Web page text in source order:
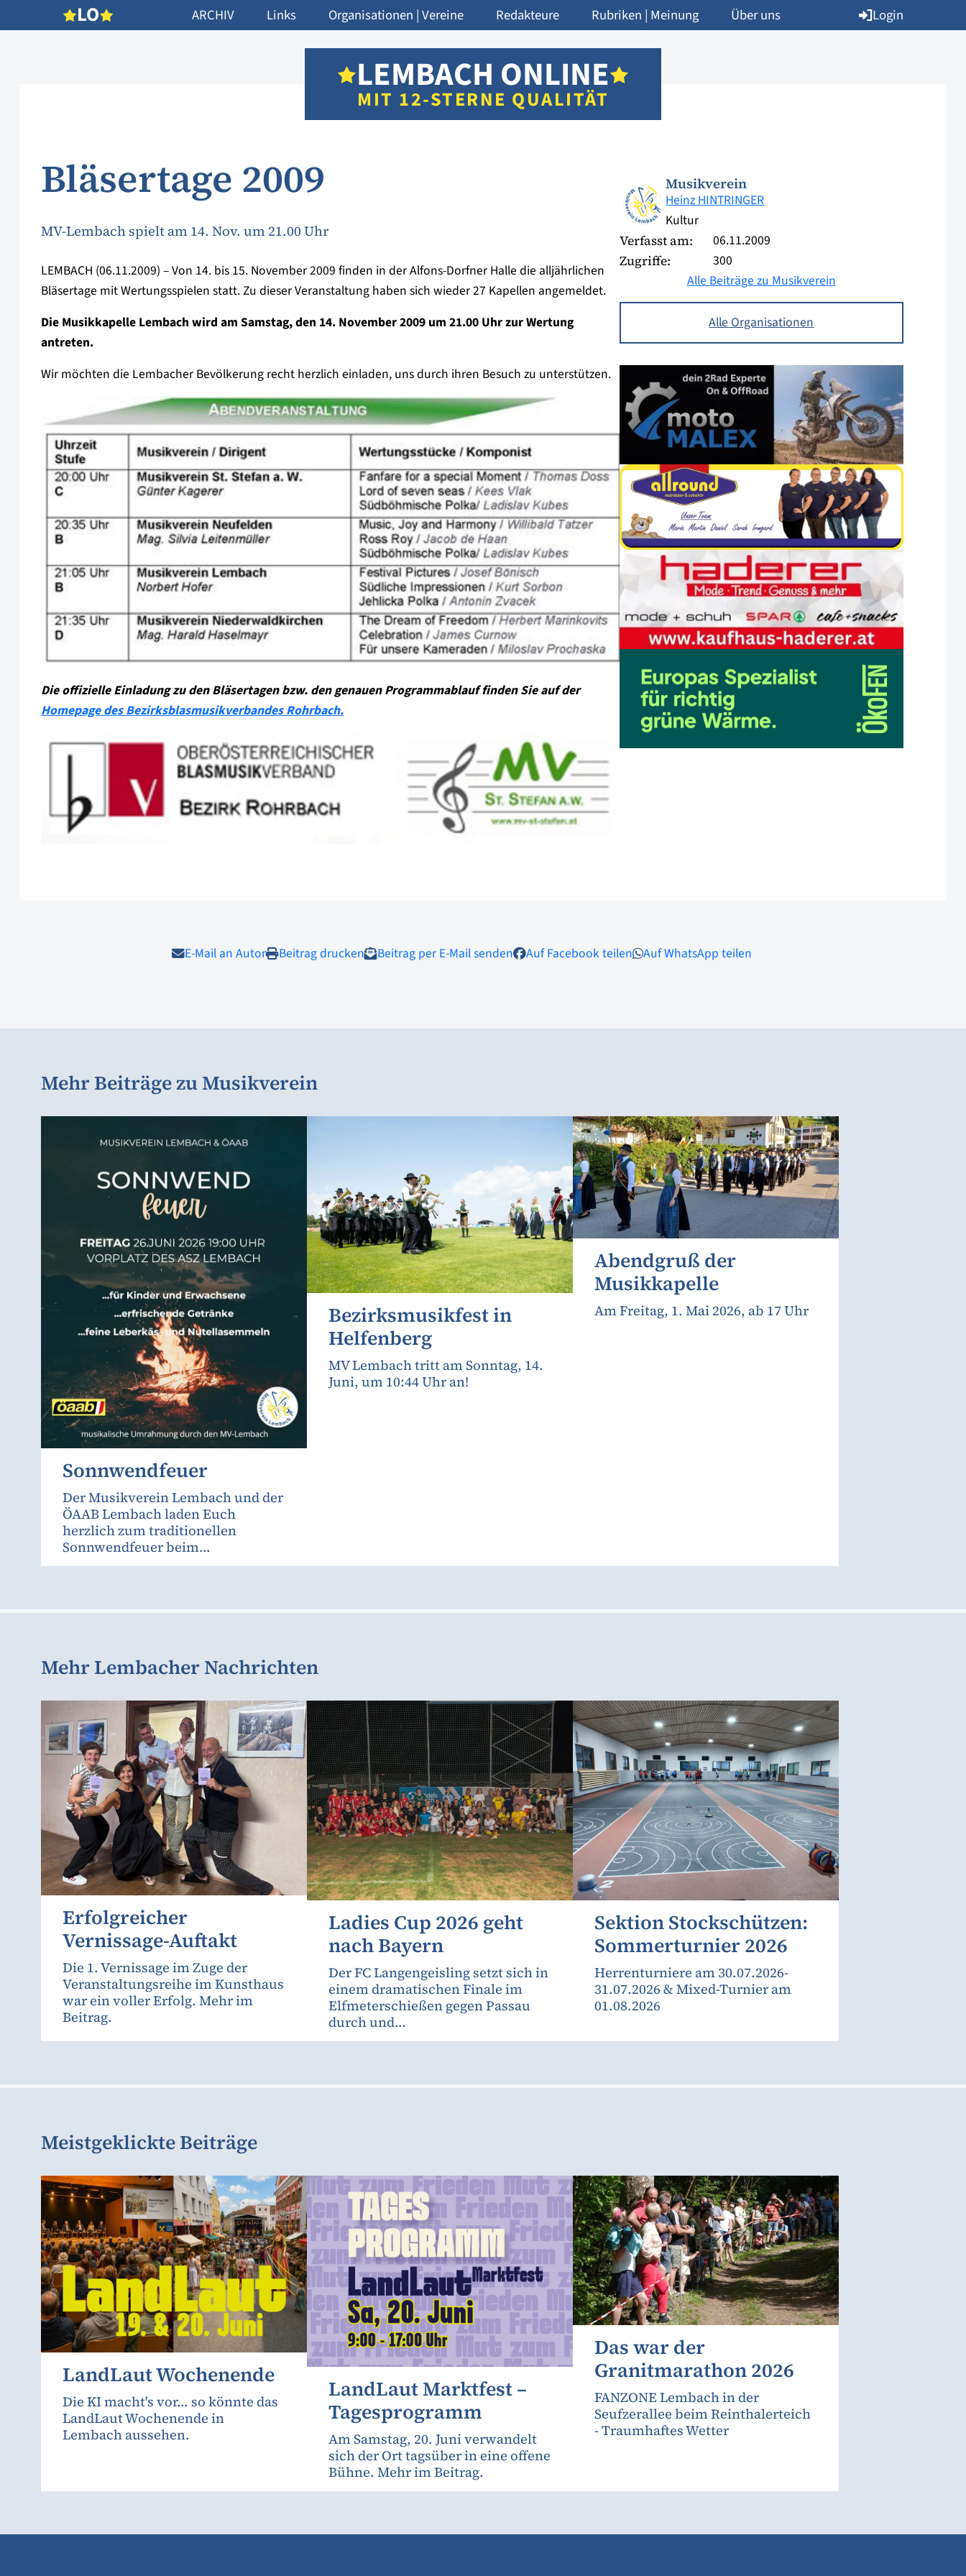
LO ARCHIV Links Organisationen | Vereine Redakteure Rubriken | Meinung Über uns Login
LEMBACH ONLINE
MIT 12-STERNE QUALITÄT
Bläsertage 2009
MV-Lembach spielt am 14. Nov. um 21.00 Uhr
LEMBACH (06.11.2009) – Von 14. bis 15. November 2009 finden in der Alfons-Dorfner Halle die alljährlichen
Bläsertage mit Wertungsspielen statt. Zu dieser Veranstaltung haben sich wieder 27 Kapellen angemeldet.
Die Musikkapelle Lembach wird am Samstag, den 14. November 2009 um 21.00 Uhr zur Wertung
antreten.
Wir möchten die Lembacher Bevölkerung recht herzlich einladen, uns durch ihren Besuch zu unterstützen.
Die offizielle Einladung zu den Bläsertagen bzw. den genauen Programmablauf finden Sie auf der
Homepage des Bezirksblasmusikverbandes Rohrbach.
Musikverein
Heinz HINTRINGER
Kultur
Verfasst am: 06.11.2009
Zugriffe:
300
Alle Beiträge zu Musikverein
Alle Organisationen
E-Mail an Autor Beitrag drucken Beitrag per E-Mail senden Auf Facebook teilen Auf WhatsApp teilen
Mehr Beiträge zu Musikverein
Sonnwendfeuer
Der Musikverein Lembach und der
ÖAAB Lembach laden Euch
herzlich zum traditionellen
Sonnwendfeuer beim...
Bezirksmusikfest in
Helfenberg
MV Lembach tritt am Sonntag, 14.
Juni, um 10:44 Uhr an!
Abendgruß der
Musikkapelle
Am Freitag, 1. Mai 2026, ab 17 Uhr
Mehr Lembacher Nachrichten
Erfolgreicher
Vernissage-Auftakt
Die 1. Vernissage im Zuge der
Veranstaltungsreihe im Kunsthaus
war ein voller Erfolg. Mehr im
Beitrag.
Ladies Cup 2026 geht
nach Bayern
Der FC Langengeisling setzt sich in
einem dramatischen Finale im
Elfmeterschießen gegen Passau
durch und...
Sektion Stockschützen:
Sommerturnier 2026
Herrenturniere am 30.07.2026-
31.07.2026 & Mixed-Turnier am
01.08.2026
Meistgeklickte Beiträge
LandLaut Wochenende
Die KI macht's vor... so könnte das
LandLaut Wochenende in
Lembach aussehen.
LandLaut Marktfest –
Tagesprogramm
Am Samstag, 20. Juni verwandelt
sich der Ort tagsüber in eine offene
Bühne. Mehr im Beitrag.
Das war der
Granitmarathon 2026
FANZONE Lembach in der
Seufzerallee beim Reinthalerteich
- Traumhaftes Wetter